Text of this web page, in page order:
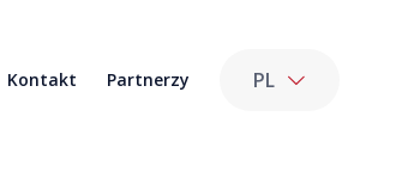
Kontakt Partnerzy PL